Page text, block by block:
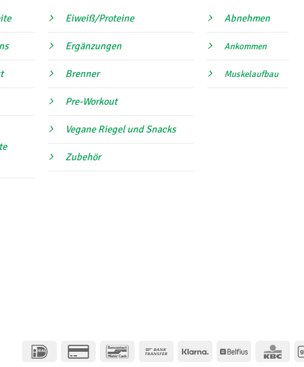
Eiweiß/Proteine
Ergänzungen
Brenner
Pre-Workout
Vegane Riegel und Snacks
Zubehör
Abnehmen
Ankommen
Muskelaufbau
IDeal
Kreditkarte Bancontact Banküberweisung
Klarna Belfius KBC